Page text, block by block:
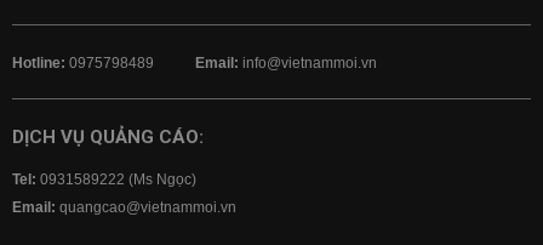
Hotline: 0975798489 Email: info@vietnammoi.vn
DỊCH VỤ QUẢNG CÁO:
Tel: 0931589222 (Ms Ngọc)
Email: quangcao@vietnammoi.vn